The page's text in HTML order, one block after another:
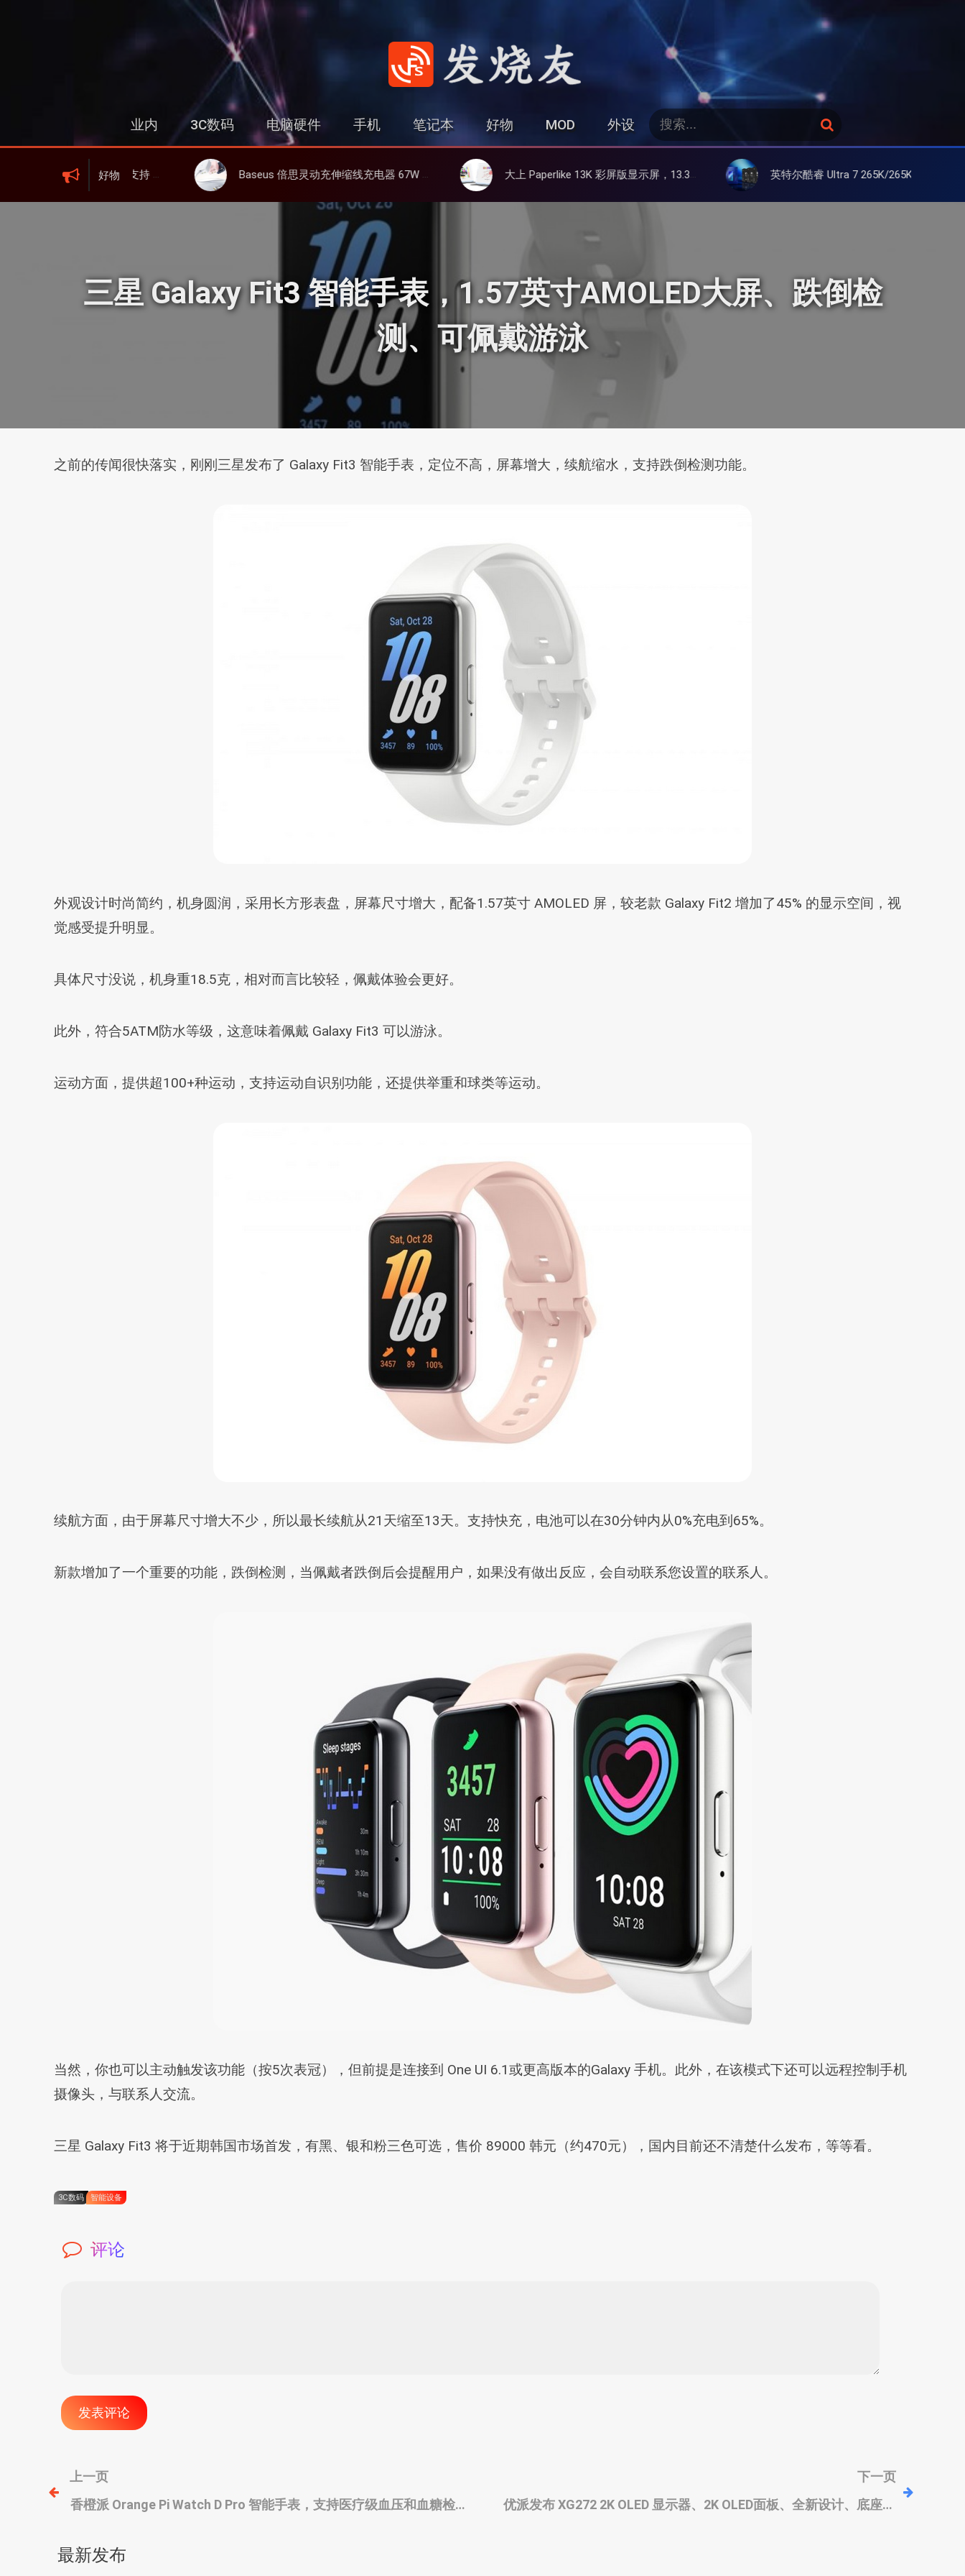
发烧友
业内 3C数码 电脑硬件 手机 笔记本 好物 MOD 外设
搜
索
：
搜
好物
6、屏显、6000mAh 电池、峰值下行2.0Gbps Baseus 倍思灵动充伸缩线充电器 67W 3C，超耐用可伸缩线、氮化镓、3C多设备同时充 大上 Paperlike 13K 彩屏版显示屏，13.3英寸高刷彩色墨水屏 英特尔酷睿 Ultra 7 265K/265KF 官降100美元促销，快和酷睿 Ultra 5 差不多了
三星 Galaxy Fit3 智能手表，1.57英寸AMOLED大屏、跌倒检
测、可佩戴游泳
之前的传闻很快落实，刚刚三星发布了 Galaxy Fit3 智能手表，定位不高，屏幕增大，续航缩水，支持跌倒检测功能。
外观设计时尚简约，机身圆润，采用长方形表盘，屏幕尺寸增大，配备1.57英寸 AMOLED 屏，较老款 Galaxy Fit2 增加了45% 的显示空间，视
觉感受提升明显。
具体尺寸没说，机身重18.5克，相对而言比较轻，佩戴体验会更好。
此外，符合5ATM防水等级，这意味着佩戴 Galaxy Fit3 可以游泳。
运动方面，提供超100+种运动，支持运动自识别功能，还提供举重和球类等运动。
续航方面，由于屏幕尺寸增大不少，所以最长续航从21天缩至13天。支持快充，电池可以在30分钟内从0%充电到65%。
新款增加了一个重要的功能，跌倒检测，当佩戴者跌倒后会提醒用户，如果没有做出反应，会自动联系您设置的联系人。
当然，你也可以主动触发该功能（按5次表冠），但前提是连接到 One UI 6.1或更高版本的Galaxy 手机。此外，在该模式下还可以远程控制手机
摄像头，与联系人交流。
三星 Galaxy Fit3 将于近期韩国市场首发，有黑、银和粉三色可选，售价 89000 韩元（约470元），国内目前还不清楚什么发布，等等看。
3C数码 智能设备
评论
文
章
导
上一页
香橙派 Orange Pi Watch D Pro 智能手表，支持医疗级血压和血糖检
下一页
优派发布 XG272 2K OLED 显示器、2K OLED面板、全新设计、底座集
最新发布